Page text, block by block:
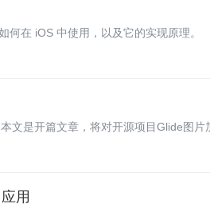
在 iOS 中使用，以及它的实现原理。
文是开篇文章，将对开源项目Glide图片
用